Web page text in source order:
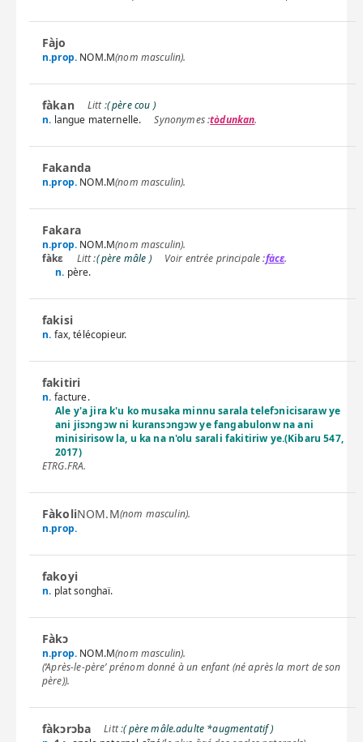
Fàjo
n.prop. NOM.M(nom masculin).
fàkan
( père cou )
n. langue maternelle. tòdunkan.
Fakanda
n.prop. NOM.M(nom masculin).
Fakara
n.prop. NOM.M(nom masculin).
fàkɛ
( père mâle ) fàcɛ.
n. père.
fakisi
n. fax, télécopieur.
fakitiri
n. facture.
Ale y'a jira k'u ko musaka minnu sarala telefɔnicisaraw ye
ani jisɔngɔw ni kuransɔngɔw ye fangabulonw na ani
minisirisow la, u ka na n'olu sarali fakitiriw ye.(Kibaru 547,
2017)
ETRG.FRA.
FàkoliNOM.M(nom masculin).
n.prop.
fakoyi
n. plat songhaï.
Fàkɔ
n.prop. NOM.M(nom masculin).
(‘Après-le-père’ prénom donné à un enfant (né après la mort de son
père)).
fàkɔrɔba
( père mâle.adulte *augmentatif )